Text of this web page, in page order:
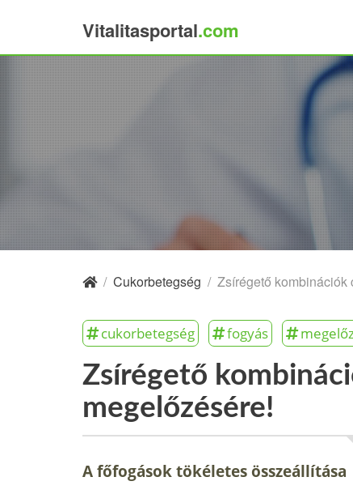
Vitalitasportal.com
/ Cukorbetegség / Zsírégető kombinációk
cukorbetegség fogyás
Zsírégető
megelőzésére!
A főfogások tökéletes összeállítása
×